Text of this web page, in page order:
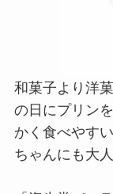
和菓子より洋
の日にプリン
かく食べやす
ちゃんにも大人